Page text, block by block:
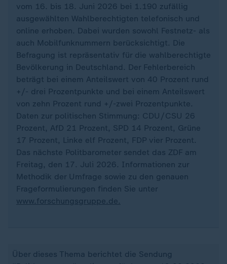
vom 16. bis 18. Juni 2026 bei 1.190 zufällig
ausgewählten Wahlberechtigten telefonisch und
online erhoben. Dabei wurden sowohl Festnetz- als
auch Mobilfunknummern berücksichtigt. Die
Befragung ist repräsentativ für die wahlberechtigte
Bevölkerung in Deutschland. Der Fehlerbereich
beträgt bei einem Anteilswert von 40 Prozent rund
+/- drei Prozentpunkte und bei einem Anteilswert
von zehn Prozent rund +/-zwei Prozentpunkte.
Daten zur politischen Stimmung: CDU/CSU 26
Prozent, AfD 21 Prozent, SPD 14 Prozent, Grüne
17 Prozent, Linke elf Prozent, FDP vier Prozent.
Das nächste Politbarometer sendet das ZDF am
Freitag, den 17. Juli 2026. Informationen zur
Methodik der Umfrage sowie zu den genauen
Frageformulierungen finden Sie unter
www.forschungsgruppe.de.
Über dieses Thema berichtet die Sendung